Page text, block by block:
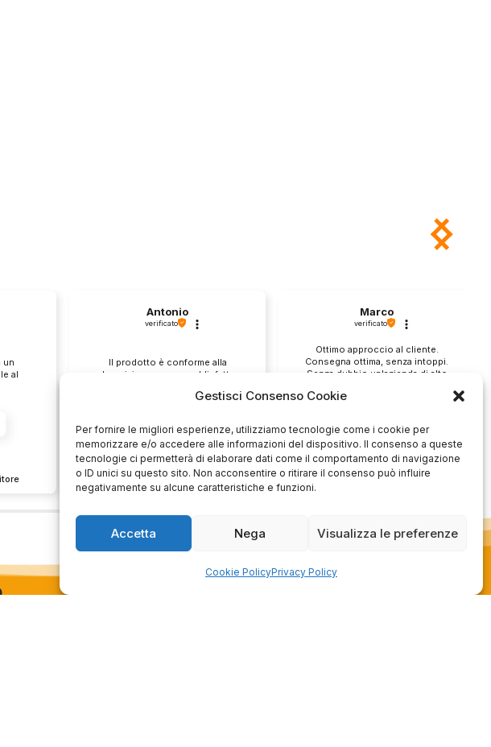
Gestisci Consenso Cookie
Per fornire le migliori esperienze, utilizziamo tecnologie come i cookie per
memorizzare e/o accedere alle informazioni del dispositivo. Il consenso a queste
tecnologie ci permetterà di elaborare dati come il comportamento di navigazione
o ID unici su questo sito. Non acconsentire o ritirare il consenso può influire
negativamente su alcune caratteristiche e funzioni.
Accetta Nega Visualizza le preferenze
Cookie PolicyPrivacy Policy
un
al
Commento del venditore
recensione e della fiducia. Siamo
grati per clienti fantastici come te.
Saluti, personale del negozio.
Antonio
verificato
Il prodotto è conforme alla
descrizione, sono soddisfatto
Commento del venditore
sodo per soddisfare le esigenze di
tornerai da noi :) Saluti
Marco
verificato
Ottimo approccio al cliente.
Consegna ottima, senza intoppi.
Senza dubbio un'azienda di alto
è davvero bella, sembra fatta
0
Servizi